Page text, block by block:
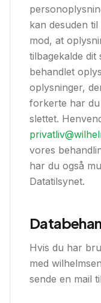
kan desuden
mod, at
tilbagekalde
behandlet
oplysninger,
forkerte har
slettet.
vores
har du også
Datatilsynet.
Hvis du har
med
sende en mail til